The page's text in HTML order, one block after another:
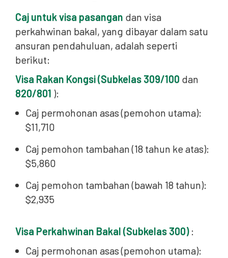
Caj untuk visa pasangan dan visa
perkahwinan bakal, yang dibayar dalam satu
ansuran pendahuluan, adalah seperti
berikut:
Visa Rakan Kongsi (Subkelas 309/100 dan
820/801 ):
Caj permohonan asas (pemohon utama):
$11,710
Caj pemohon tambahan (18 tahun ke atas):
$5,860
Caj pemohon tambahan (bawah 18 tahun):
$2,935
Visa Perkahwinan Bakal (Subkelas 300):
Caj permohonan asas (pemohon utama):